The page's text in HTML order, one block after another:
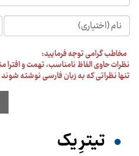
مخاطب گرامی توجه فرمایید:
نظرات حاوی الفاظ نامناسب، تهمت و
تنها نظراتی که به زبان فارسی نوشته
تیترِ یک